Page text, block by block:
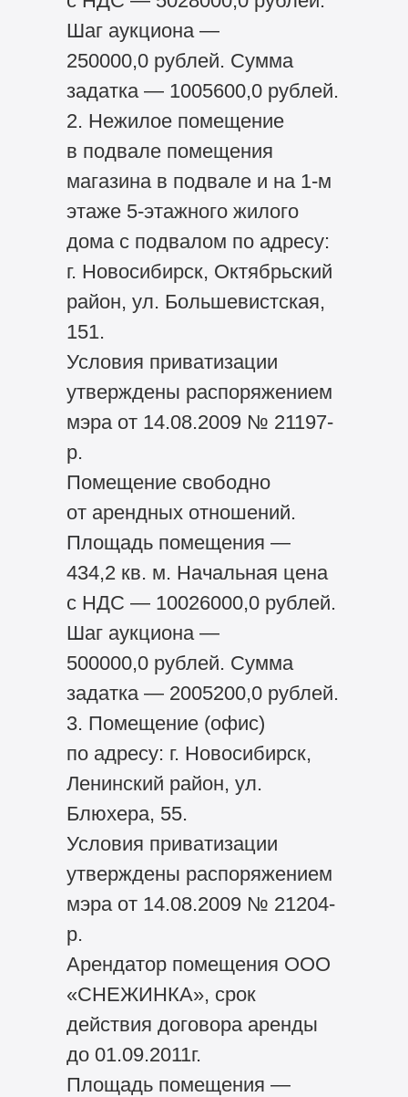
Шаг аукциона —
250000,0 рублей. Сумма
задатка — 1005600,0 рублей.
2. Нежилое помещение
в подвале помещения
магазина в подвале и на 1-м
этаже 5-этажного жилого
дома с подвалом по адресу:
г. Новосибирск, Октябрьский
район, ул. Большевистская,
151.
Условия приватизации
утверждены распоряжением
мэра от 14.08.2009 № 21197-
р.
Помещение свободно
от арендных отношений.
Площадь помещения —
434,2 кв. м. Начальная цена
с НДС — 10026000,0 рублей.
Шаг аукциона —
500000,0 рублей. Сумма
задатка — 2005200,0 рублей.
3. Помещение (офис)
по адресу: г. Новосибирск,
Ленинский район, ул.
Блюхера, 55.
Условия приватизации
утверждены распоряжением
мэра от 14.08.2009 № 21204-
р.
Арендатор помещения ООО
«СНЕЖИНКА», срок
действия договора аренды
до 01.09.2011г.
Площадь помещения —